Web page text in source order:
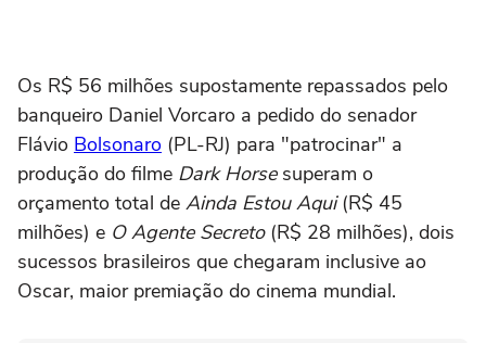
Os R$ 56 milhões supostamente repassados pelo
banqueiro Daniel Vorcaro a pedido do senador
Flávio Bolsonaro (PL-RJ) para "patrocinar" a
produção do filme Dark Horsesuperam o
orçamento total de Ainda Estou Aqui(R$ 45
milhões) e O Agente Secreto(R$ 28 milhões), dois
sucessos brasileiros que chegaram inclusive ao
Oscar, maior premiação do cinema mundial.